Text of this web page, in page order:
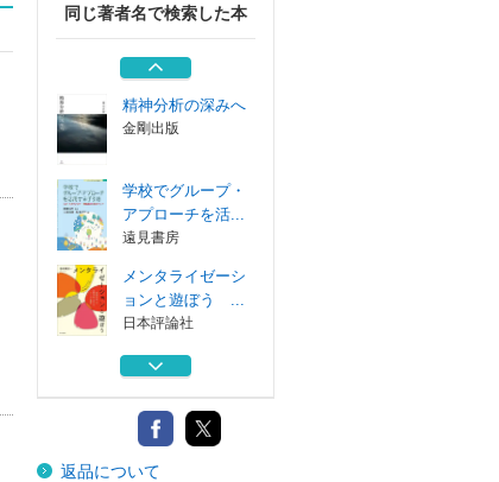
同じ著者名で検索した本
ナルシシズムとそ
の不満 ナルシ...
岩崎学術出版社
精神分析の深みへ
金剛出版
学校でグループ・
アプローチを活...
遠見書房
メンタライゼーシ
ョンと遊ぼう ...
日本評論社
精神分析のゆくえ
金剛出版
ナルシシズムとそ
の不満 ナルシ...
返品について